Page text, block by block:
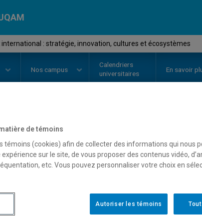
: stratégie, innovation, cultures et écosystèmes
Nos campus
Calendriers
universitaires
En savoir
// DSR8407
stratégie, innovation,
Horaire - Été 2026
de témoins
témoins (cookies) afin de collecter des informations qui nous
sur le site, de vous proposer des contenus vidéo,
etc. Vous pouvez personnaliser votre choix en
Autoriser les témoins